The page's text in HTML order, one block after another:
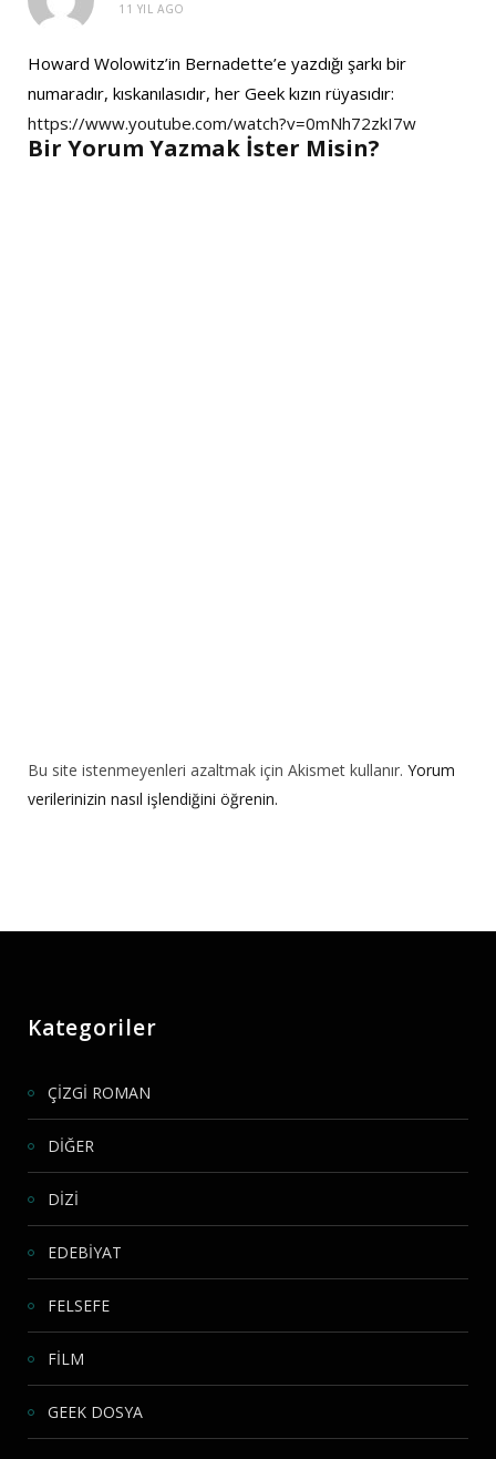
11 YIL AGO
Howard Wolowitz’in Bernadette’e yazdığı şarkı bir
numaradır, kıskanılasıdır, her Geek kızın rüyasıdır:
https://www.youtube.com/watch?v=0mNh72zkI7w
Bir Yorum Yazmak İster Misin?
Bu site istenmeyenleri azaltmak için Akismet kullanır. Yorum
verilerinizin nasıl işlendiğini öğrenin.
Kategoriler
ÇİZGİ ROMAN
DİĞER
DİZİ
EDEBİYAT
FELSEFE
FİLM
GEEK DOSYA